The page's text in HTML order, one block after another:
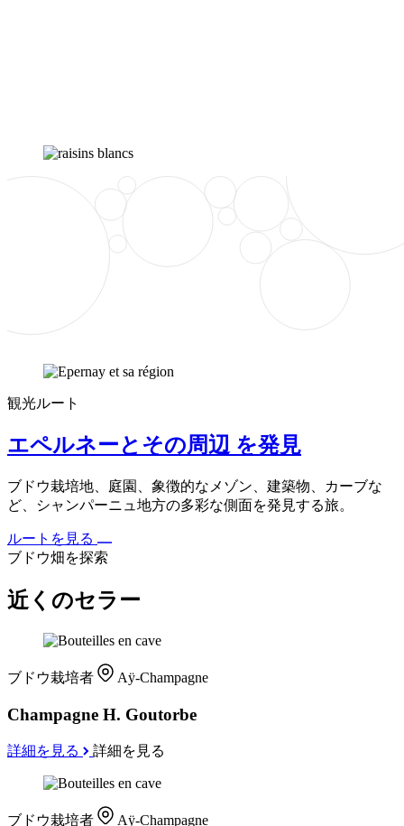
観光ルート
エペルネーとその周辺 を発見
ブドウ栽培地、庭園、象徴的なメゾン、建築物、カーブな
ど、シャンパーニュ地方の多彩な側面を発見する旅。
ルートを見る
ブドウ畑を探索
近くのセラー
ブドウ栽培者 Aÿ-Champagne
Champagne H. Goutorbe
詳細を見る 詳細を見る
ブドウ栽培者 Aÿ-Champagne